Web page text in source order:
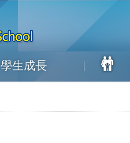
學生成長